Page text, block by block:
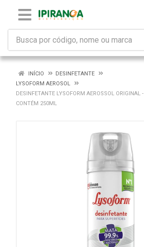
INÍCIO
DESINFETANTE
LYSOFORM AEROSOL
DESINFETANTE LYSOFORM AEROSSOL ORIGINAL -
CONTÉM 250ML